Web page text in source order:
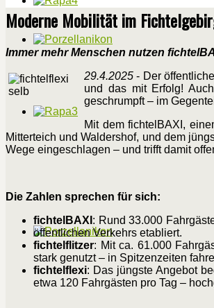
Moderne Mobilität im
Immer mehr Menschen nutzen
29.4.2025 - Der
und das mit Erfolg!
geschrumpft – im
Mit dem fichtelBAXI,
Mitterteich und Waldershof, und dem
Wege eingeschlagen – und trifft damit
Die Zahlen sprechen für sich:
fichtelBAXI : Rund 33.000
öffentlichen Verkehrs etabliert.
fichtelflitzer: Mit ca. 61.000
stark genutzt – in Spitzenzeiten
fichtelflexi: Das jüngste Angebot
etwa 120 Fahrgästen pro Tag –